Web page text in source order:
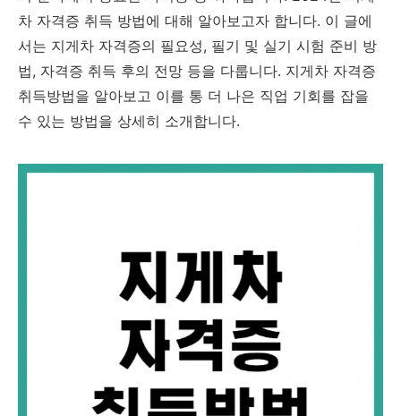
차 자격증 취득 방법에 대해 알아보고자 합니다. 이 글에
서는 지게차 자격증의 필요성, 필기 및 실기 시험 준비 방
법, 자격증 취득 후의 전망 등을 다룹니다. 지게차 자격증
취득방법을 알아보고 이를 통 더 나은 직업 기회를 잡을
수 있는 방법을 상세히 소개합니다.